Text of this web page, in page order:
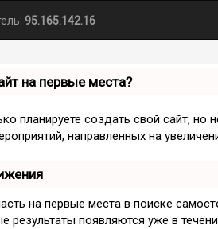
95.165.142.16
на первые места?
планируете создать свой сайт, но
направленных на
на первые места в поиске
результаты появляются уже в